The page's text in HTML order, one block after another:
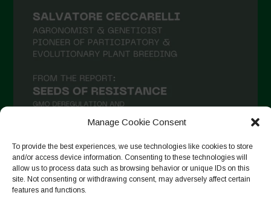
Manage Cookie Consent
To provide the best experiences, we use technologies like cookies to store
and/or access device information. Consenting to these technologies will
allow us to process data such as browsing behavior or unique IDs on this
site. Not consenting or withdrawing consent, may adversely affect certain
features and functions.
Follow on Instagram